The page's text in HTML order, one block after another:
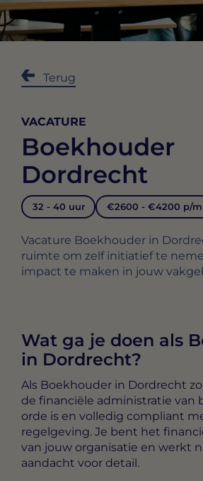
Terug
VACATURE
Boekhouder
Dordrecht
32 - 40 uur €2600 - €4200 p/m
Vacature Boekhouder in
ruimte om zelf initiatief te
impact te maken in jouw
Wat ga je doen als
in Dordrecht?
Als Boekhouder in Dordrecht
de financiële administratie van
orde is en volledig compliant
regelgeving. Je bent het
van jouw organisatie en werkt
aandacht voor detail.